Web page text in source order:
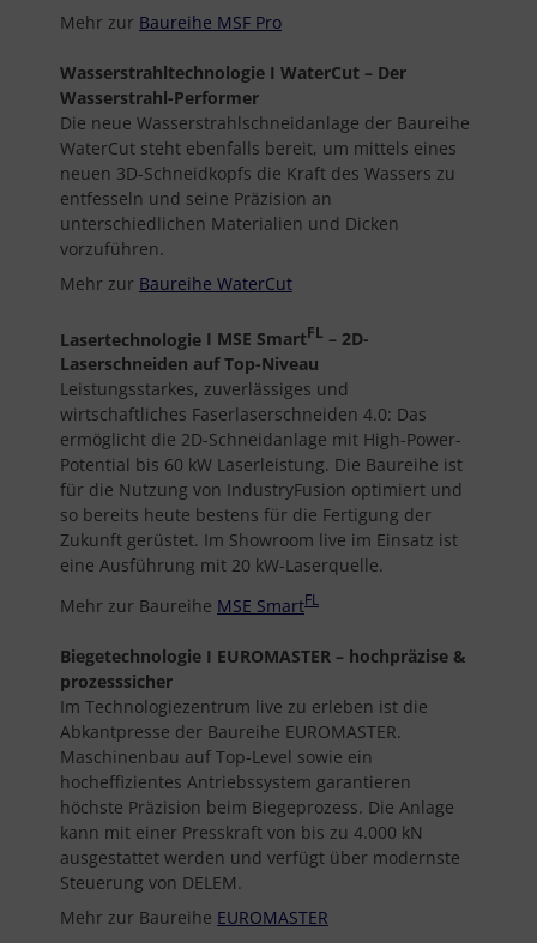
Mehr zur Baureihe MSF Pro
Wasserstrahltechnologie I WaterCut – Der
Wasserstrahl-Performer
Die neue Wasserstrahlschneidanlage der Baureihe
WaterCut steht ebenfalls bereit, um mittels eines
neuen 3D-Schneidkopfs die Kraft des Wassers zu
entfesseln und seine Präzision an
unterschiedlichen Materialien und Dicken
vorzuführen.
Mehr zur Baureihe WaterCut
Lasertechnologie I MSE SmartFL – 2D-
Laserschneiden auf Top-Niveau
Leistungsstarkes, zuverlässiges und
wirtschaftliches Faserlaserschneiden 4.0: Das
ermöglicht die 2D-Schneidanlage mit High-Power-
Potential bis 60 kW Laserleistung. Die Baureihe ist
für die Nutzung von IndustryFusion optimiert und
so bereits heute bestens für die Fertigung der
Zukunft gerüstet. Im Showroom live im Einsatz ist
eine Ausführung mit 20 kW-Laserquelle.
Mehr zur Baureihe MSE SmartFL
Biegetechnologie I EUROMASTER – hochpräzise &
prozesssicher
Im Technologiezentrum live zu erleben ist die
Abkantpresse der Baureihe EUROMASTER.
Maschinenbau auf Top-Level sowie ein
hocheffizientes Antriebssystem garantieren
höchste Präzision beim Biegeprozess. Die Anlage
kann mit einer Presskraft von bis zu 4.000 kN
ausgestattet werden und verfügt über modernste
Steuerung von DELEM.
Mehr zur Baureihe EUROMASTER